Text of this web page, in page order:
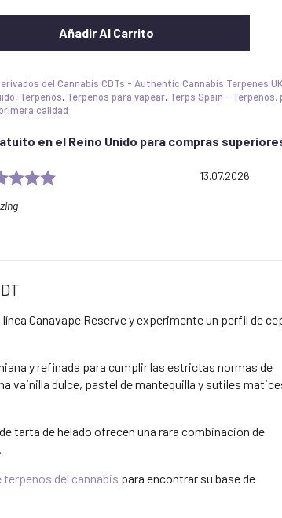
Añadir Al Carrito
del Cannabis CDTs - Authentic Cannabis Terpenes UK
, Terpenos, Terpenos para vapear, Terps Spain - Terpenos,
calidad
en el Reino Unido para compras
Rating: 5.0 out of 5 stars
Date:
13.07.2026
línea Canavape Reserve y experimente un perfil de
y refinada para cumplir las estrictas normas de
vainilla dulce, pastel de mantequilla y sutiles
tarta de helado ofrecen una rara combinación de
terpenos del cannabis para encontrar su base de